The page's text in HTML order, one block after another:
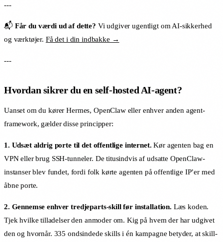
---
📬 Får du værdi ud af dette? Vi udgiver ugentligt om AI-sikkerhed
og værktøjer. Få det i din indbakke →
---
Hvordan sikrer du en self-hosted AI-agent?
Uanset om du kører Hermes, OpenClaw eller enhver anden agent-
framework, gælder disse principper:
1. Udsæt aldrig porte til det offentlige internet. Kør agenten bag en
VPN eller brug SSH-tunneler. De titusindvis af udsatte OpenClaw-
instanser blev fundet, fordi folk kørte agenten på offentlige IP’er med
åbne porte.
2. Gennemse enhver tredjeparts-skill før installation. Læs koden.
Tjek hvilke tilladelser den anmoder om. Kig på hvem der har udgivet
den og hvornår. 335 ondsindede skills i én kampagne betyder, at skill-